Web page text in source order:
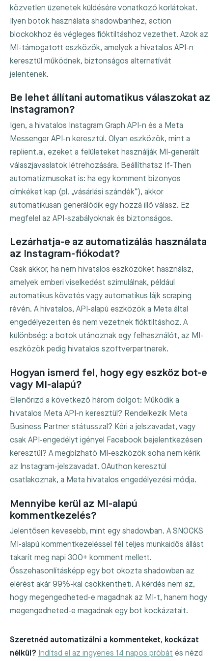
közvetlen üzenetek küldésére vonatkozó korlátokat.
Ilyen botok használata shadowbanhez, action
blockokhoz és végleges fióktiltáshoz vezethet. Azok az
MI-támogatott eszközök, amelyek a hivatalos API-n
keresztül működnek, biztonságos alternatívát
jelentenek.
Be lehet állítani automatikus válaszokat az
Instagramon?
Igen, a hivatalos Instagram Graph API-n és a Meta
Messenger API-n keresztül. Olyan eszközök, mint a
replient.ai, ezeket a felületeket használják MI-generált
válaszjavaslatok létrehozására. Beállíthatsz If-Then
automatizmusokat is: ha egy komment bizonyos
címkéket kap (pl. „vásárlási szándék”), akkor
automatikusan generálódik egy hozzá illő válasz. Ez
megfelel az API-szabályoknak és biztonságos.
Lezárhatja-e az automatizálás használata
az Instagram-fiókodat?
Csak akkor, ha nem hivatalos eszközöket használsz,
amelyek emberi viselkedést szimulálnak, például
automatikus követés vagy automatikus lájk scraping
révén. A hivatalos, API-alapú eszközök a Meta által
engedélyezetten és nem vezetnek fióktiltáshoz. A
különbség: a botok utánoznak egy felhasználót, az MI-
eszközök pedig hivatalos szoftverpartnerek.
Hogyan ismerd fel, hogy egy eszköz bot-e
vagy MI-alapú?
Ellenőrizd a következő három dolgot: Működik a
hivatalos Meta API-n keresztül? Rendelkezik Meta
Business Partner státusszal? Kéri a jelszavadat, vagy
csak API-engedélyt igényel Facebook bejelentkezésen
keresztül? A megbízható MI-eszközök soha nem kérik
az Instagram-jelszavadat. OAuthon keresztül
csatlakoznak, a Meta hivatalos engedélyezési módja.
Mennyibe kerül az MI-alapú
kommentkezelés?
Jelentősen kevesebb, mint egy shadowban. A SNOCKS
MI-alapú kommentkezeléssel fél teljes munkaidős állást
takarít meg napi 300+ komment mellett.
Összehasonlításképp egy bot okozta shadowban az
elérést akár 99%-kal csökkentheti. A kérdés nem az,
hogy megengedheted-e magadnak az MI-t, hanem hogy
megengedheted-e magadnak egy bot kockázatait.
Szeretnéd automatizálni a kommenteket, kockázat
nélkül? Indítsd el az ingyenes 14 napos próbát és nézd